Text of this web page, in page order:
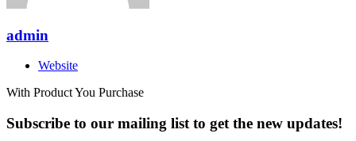
admin
Website
With Product You Purchase
Subscribe to our mailing list to get the new updates!